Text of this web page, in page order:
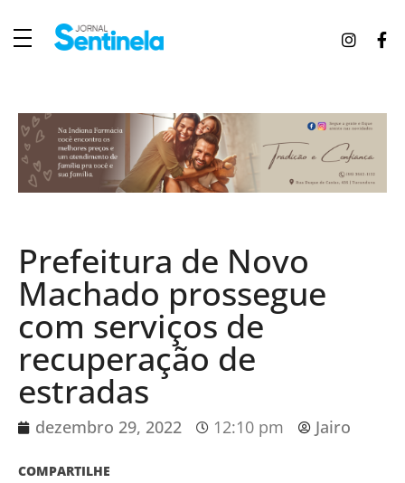
Prefeitura de Novo
Machado prossegue
com serviços de
recuperação de
estradas
dezembro 29, 2022 12:10 pm Jairo
COMPARTILHE